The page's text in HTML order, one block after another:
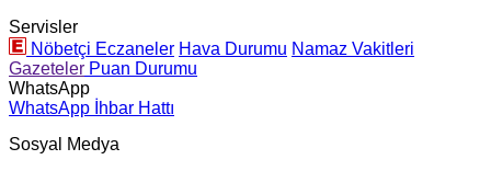
Servisler
Nöbetçi Eczaneler Hava Durumu Namaz Vakitleri
Gazeteler Puan Durumu
WhatsApp
WhatsApp İhbar Hattı
Sosyal Medya